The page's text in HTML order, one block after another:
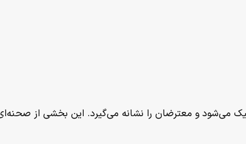
می‌شود و معترضان را نشانه می‌گیرد. این بخشی از